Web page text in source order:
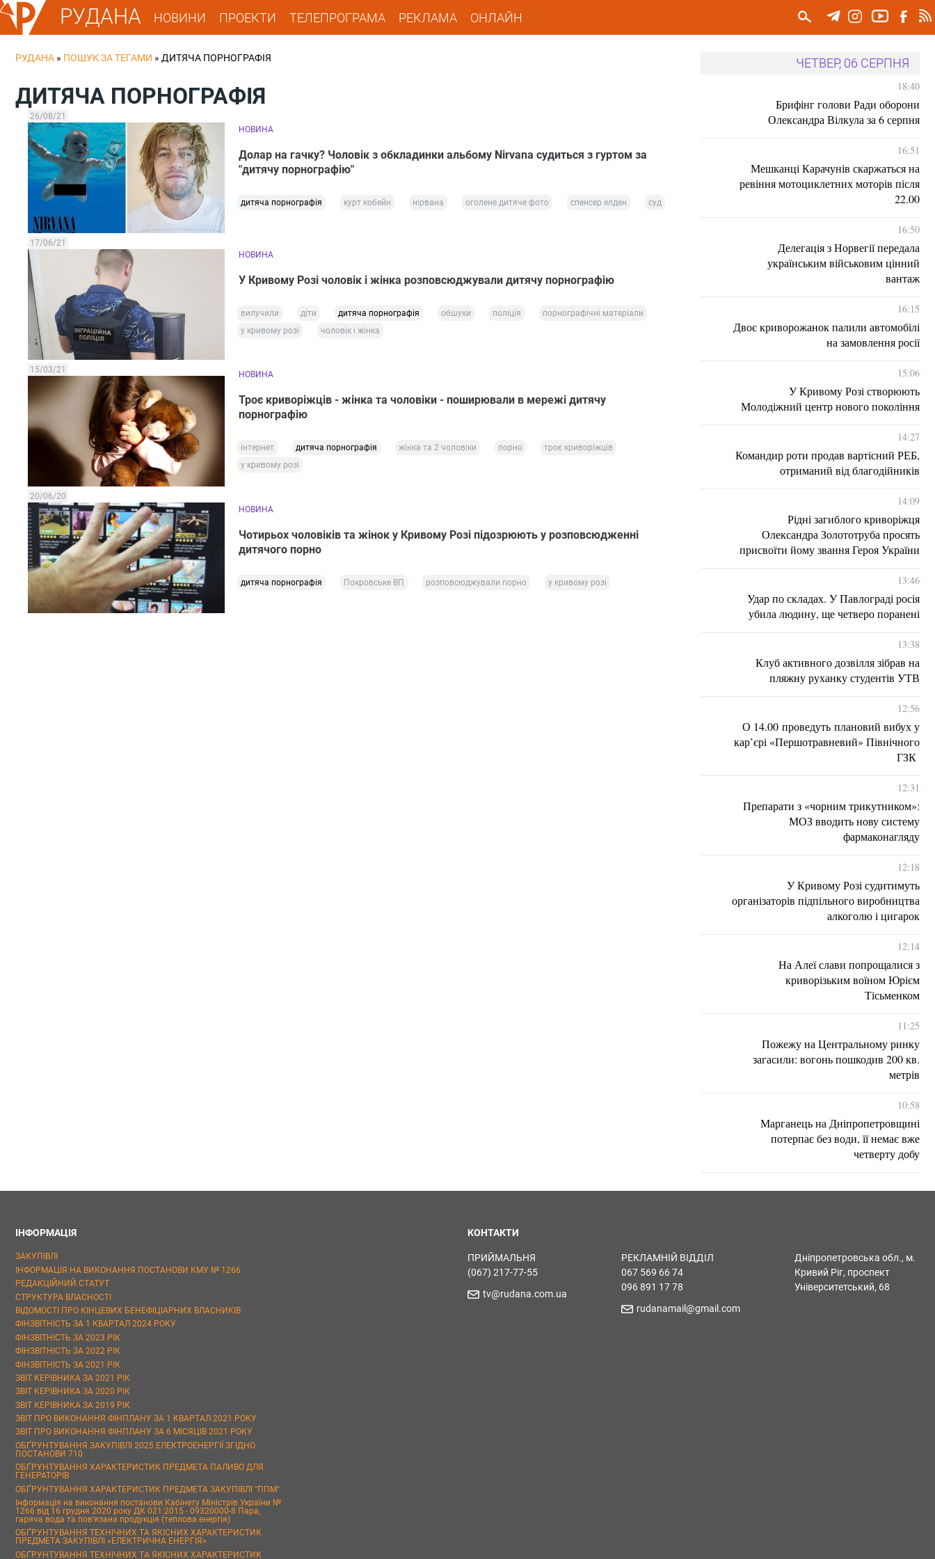
РУДАНА НОВИНИ ПРОЕКТИ ТЕЛЕПРОГРАМА РЕКЛАМА ОНЛАЙН
РУДАНА » ПОШУК ЗА ТЕГАМИ » ДИТЯЧА ПОРНОГРАФІЯ
ДИТЯЧА ПОРНОГРАФІЯ
26/08/21
НОВИНА
Долар на гачку? Чоловік з обкладинки альбому Nirvana судиться з гуртом за
"дитячу порнографію"
дитяча порнографія курт кобейн нірвана оголене дитяче фото спенсер елден суд
17/06/21
НОВИНА
У Кривому Розі чоловік і жінка розповсюджували дитячу порнографію
вилучили діти дитяча порнографія обшуки поліція
порнографічні матеріали
у кривому розі
чоловік і жінка
15/03/21 НОВИНА
Троє криворіжців - жінка та чоловіки - поширювали в мережі дитячу
порнографію
інтернет дитяча порнографія жінка та 2 чоловіки порно
троє криворіжців
у кривому розі
20/06/20
НОВИНА
Чотирьох чоловіків та жінок у Кривому Розі підозрюють у розповсюдженні
дитячого порно
дитяча порнографія Покровське ВП розповсюджували порно у кривому розі
ЧЕТВЕР, 06 СЕРПНЯ
18:40
Брифінг голови Ради оборони
Олександра Вілкула за 6 серпня
16:51
Мешканці Карачунів скаржаться на
ревіння мотоциклетних моторів після
22.00
16:50
Делегація з Норвегії передала
українським військовим цінний
вантаж
16:15
Двоє криворожанок палили автомобілі
на замовлення росії
15:06
У Кривому Розі створюють
Молодіжний центр нового покоління
14:27
Командир роти продав вартісний РЕБ,
отриманий від благодійників
14:09
Рідні загиблого криворіжця
Олександра Золототруба просять
присвоїти йому звання Героя України
13:46
Удар по складах. У Павлограді росія
убила людину, ще четверо поранені
13:38
Клуб активного дозвілля зібрав на
пляжну руханку студентів УТВ
12:56
О 14.00 проведуть плановий вибух у
кар’єрі «Першотравневий» Північного
ГЗК
12:31
Препарати з «чорним трикутником»:
МОЗ вводить нову систему
фармаконагляду
12:18
У Кривому Розі судитимуть
організаторів підпільного виробництва
алкоголю і цигарок
12:14
На Алеї слави попрощалися з
криворізьким воїном Юрієм
Тісьменком
11:25
Пожежу на Центральному ринку
загасили: вогонь пошкодив 200 кв.
метрів
10:58
Марганець на Дніпропетровщині
потерпає без води, її немає вже
четверту добу
ІНФОРМАЦІЯ
ЗАКУПІВЛІ
ІНФОРМАЦІЯ НА ВИКОНАННЯ ПОСТАНОВИ КМУ № 1266
РЕДАКЦІЙНИЙ СТАТУТ
СТРУКТУРА ВЛАСНОСТІ
ВІДОМОСТІ ПРО КІНЦЕВИХ БЕНЕФІЦІАРНИХ ВЛАСНИКІВ
ФІНЗВІТНІСТЬ ЗА 1 КВАРТАЛ 2024 РОКУ
ФІНЗВІТНІСТЬ ЗА 2023 РІК
ФІНЗВІТНІСТЬ ЗА 2022 РІК
ФІНЗВІТНІСТЬ ЗА 2021 РІК
ЗВІТ КЕРІВНИКА ЗА 2021 РІК
ЗВІТ КЕРІВНИКА ЗА 2020 РІК
ЗВІТ КЕРІВНИКА ЗА 2019 РІК
ЗВІТ ПРО ВИКОНАННЯ ФІНПЛАНУ ЗА 1 КВАРТАЛ 2021 РОКУ
ЗВІТ ПРО ВИКОНАННЯ ФІНПЛАНУ ЗА 6 МІСЯЦІВ 2021 РОКУ
ОБҐРУНТУВАННЯ ЗАКУПІВЛІ 2025 ЕЛЕКТРОЕНЕРГІЇ ЗГІДНО
ПОСТАНОВИ 710
ОБҐРУНТУВАННЯ ХАРАКТЕРИСТИК ПРЕДМЕТА ПАЛИВО ДЛЯ
ГЕНЕРАТОРІВ
ОБҐРУНТУВАННЯ ХАРАКТЕРИСТИК ПРЕДМЕТА ЗАКУПІВЛІ "ППМ"
Інформація на виконання постанови Кабінету Міністрів України №
1266 від 16 грудня 2020 року ДК 021:2015 - 09320000-8 Пара,
гаряча вода та пов’язана продукція (теплова енергія)
ОБҐРУНТУВАННЯ ТЕХНІЧНИХ ТА ЯКІСНИХ ХАРАКТЕРИСТИК
ПРЕДМЕТА ЗАКУПІВЛІ «ЕЛЕКТРИЧНА ЕНЕРГІЯ»
ОБҐРУНТУВАННЯ ТЕХНІЧНИХ ТА ЯКІСНИХ ХАРАКТЕРИСТИК
КОНТАКТИ
ПРИЙМАЛЬНЯ
(067) 217-77-55
tv@rudana.com.ua
РЕКЛАМНІЙ ВІДДІЛ
067 569 66 74
096 891 17 78
rudanamail@gmail.com
Дніпропетровська обл., м.
Кривий Ріг, проспект
Університетський, 68